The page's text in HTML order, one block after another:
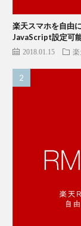
楽天スマホを自由
JavaScript設定可
2018.01.15 楽